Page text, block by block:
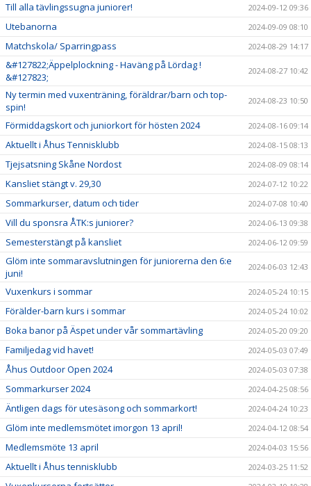
Till alla tävlingssugna juniorer! 2024-09-12 09:36
Utebanorna 2024-09-09 08:10
Matchskola/ Sparringpass 2024-08-29 14:17
&#127822;Äppelplockning - Haväng på Lördag !
&#127823;
2024-08-27 10:42
Ny termin med vuxenträning, föräldrar/barn och top-
spin!
2024-08-23 10:50
Förmiddagskort och juniorkort för hösten 2024 2024-08-16 09:14
Aktuellt i Åhus Tennisklubb 2024-08-15 08:13
Tjejsatsning Skåne Nordost 2024-08-09 08:14
Kansliet stängt v. 29,30 2024-07-12 10:22
Sommarkurser, datum och tider 2024-07-08 10:40
Vill du sponsra ÅTK:s juniorer? 2024-06-13 09:38
Semesterstängt på kansliet 2024-06-12 09:59
Glöm inte sommaravslutningen för juniorerna den 6:e
juni!
2024-06-03 12:43
Vuxenkurs i sommar 2024-05-24 10:15
Förälder-barn kurs i sommar 2024-05-24 10:02
Boka banor på Äspet under vår sommartävling 2024-05-20 09:20
Familjedag vid havet! 2024-05-03 07:49
Åhus Outdoor Open 2024 2024-05-03 07:38
Sommarkurser 2024 2024-04-25 08:56
Äntligen dags för utesäsong och sommarkort! 2024-04-24 10:23
Glöm inte medlemsmötet imorgon 13 april! 2024-04-12 08:54
Medlemsmöte 13 april 2024-04-03 15:56
Aktuellt i Åhus tennisklubb 2024-03-25 11:52